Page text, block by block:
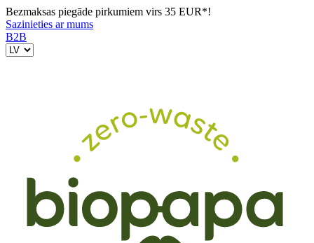
Bezmaksas piegāde pirkumiem virs 35 EUR*!
Sazinieties ar mums
B2B